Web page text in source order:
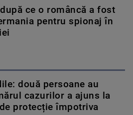
ce o româncă a fost
pentru spionaj în
două persoane au
cazurilor a ajuns la
protecție împotriva